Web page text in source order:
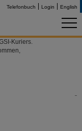
Telefonbuch Login English
Kuriers.